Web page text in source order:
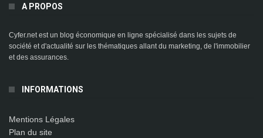
A PROPOS
Cyfer.net est un blog économique en ligne spécialisé dans les sujets de
société et d'actualité sur les thématiques allant du marketing, de l'immobilier
et des assurances.
INFORMATIONS
Mentions Légales
Plan du site